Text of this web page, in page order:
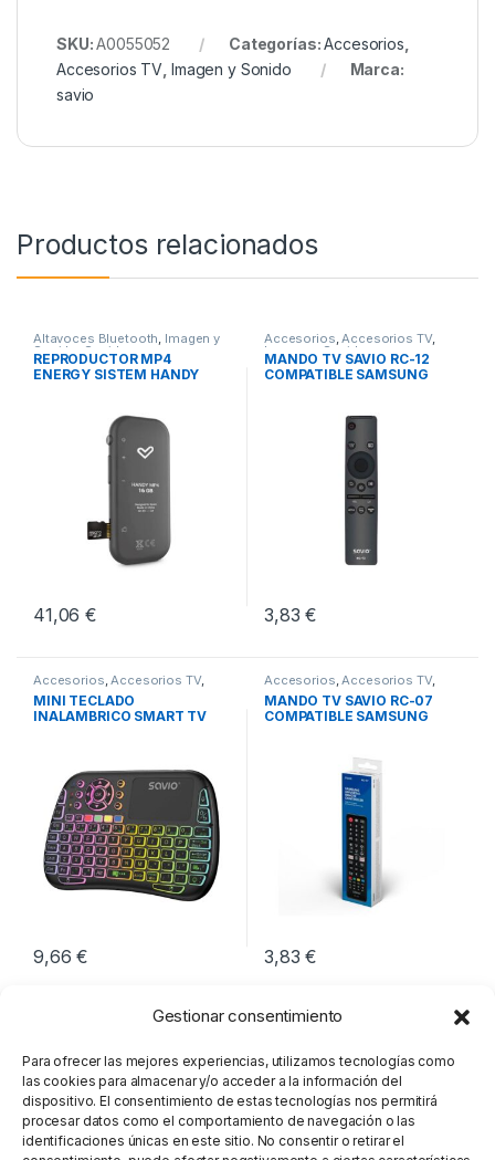
Gestionar consentimiento
Para ofrecer las mejores experiencias, utilizamos tecnologías como
las cookies para almacenar y/o acceder a la información del
dispositivo. El consentimiento de estas tecnologías nos permitirá
procesar datos como el comportamiento de navegación o las
identificaciones únicas en este sitio. No consentir o retirar el
SKU:A0055052 Categorías:Accesorios
Accesorios TV Imagen y Sonido
Marca:
savio
Productos relacionados
Altavoces Bluetooth, Imagen y
Sonido ,Sonido
REPRODUCTOR MP4
ENERGY SISTEM HANDY
41,06€
Accesorios,Accesorios TV,
Imagen y Sonido
MANDO TV SAVIO RC-12
COMPATIBLE SAMSUNG
3,83€
Accesorios,Accesorios TV,
Imagen y Sonido
MINI TECLADO
INALAMBRICO SMART TV
9,66€
Accesorios,Accesorios TV,
Imagen y Sonido
MANDO TV SAVIO RC-07
COMPATIBLE SAMSUNG
3,83€